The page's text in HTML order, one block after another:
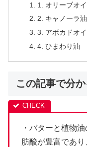
1. オリーブオ
2. キャノーラ油
3. アボカドオ
4. ひまわり油
この記事で分
・バターと植物
肪酸が豊富であ